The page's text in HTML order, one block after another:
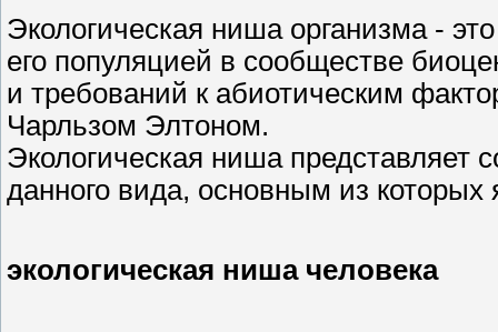
Экологическая ниша организма -
его популяцией в сообществе
и требований к абиотическим
Чарльзом Элтоном.
Экологическая ниша представляет
данного вида, основным из
экологическая ниша человека